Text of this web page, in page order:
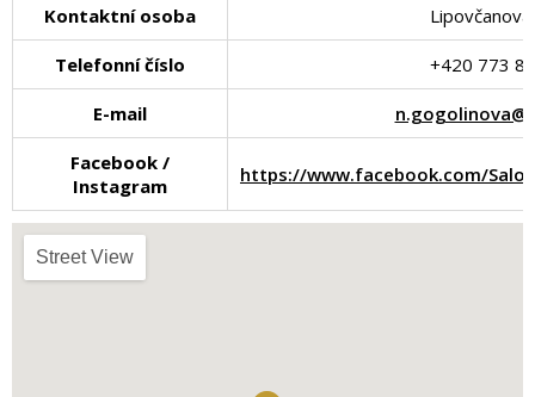
Kontaktní osoba
Telefonní číslo +420 773
E-mail
Facebook /
Instagram
https://www.facebook.com/
Street View